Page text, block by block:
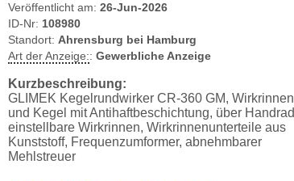
Veröffentlicht am: 26-Jun-2026
ID-Nr: 108980
Standort: Ahrensburg bei Hamburg
Art der Anzeige:: Gewerbliche Anzeige
Kurzbeschreibung:
GLIMEK Kegelrundwirker CR-360 GM, Wirkrinnen
und Kegel mit Antihaftbeschichtung, über Handrad
einstellbare Wirkrinnen, Wirkrinnenunterteile aus
Kunststoff, Frequenzumformer, abnehmbarer
Mehlstreuer